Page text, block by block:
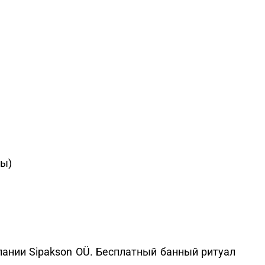
Sipakson OÜ. Бесплатный банный ритуал